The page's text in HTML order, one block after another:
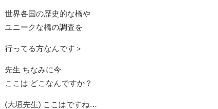
世界各国の歴史的な橋や
ユニークな橋の調査を
行ってる方なんです＞
先生 ちなみに今
ここは どこなんですか？
(大垣先生) ここはですね…